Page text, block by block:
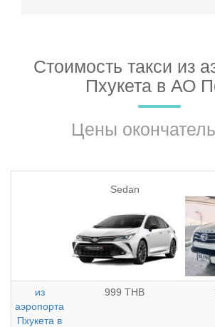
Стоимость такси из
Пхукета в АО
Цены
Sedan
из
аэропорта
Пхукета в
999 THB